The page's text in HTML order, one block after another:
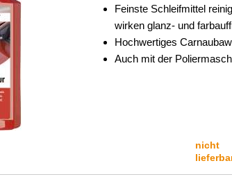
Feinste Schleifmittel
wirken glanz- und
Hochwertiges
Auch mit der
nicht